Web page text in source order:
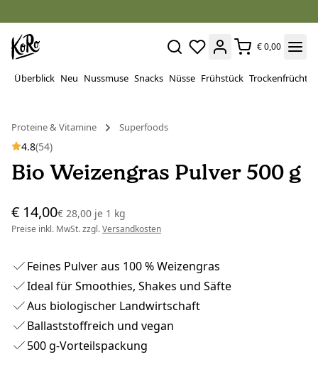
€ 0,00
Überblick Neu Nussmuse Snacks Nüsse Frühstück Trockenfrüchte
Proteine ​​& Vitamine
Superfoods
4.8(54)
Bio Weizengras Pulver 500 g
€ 14,00€ 28,00 je 1 kg
Preise inkl. MwSt. zzgl.Versandkosten
Feines Pulver aus 100 % Weizengras
Ideal für Smoothies, Shakes und Säfte
Aus biologischer Landwirtschaft
Ballaststoffreich und vegan
500 g-Vorteilspackung